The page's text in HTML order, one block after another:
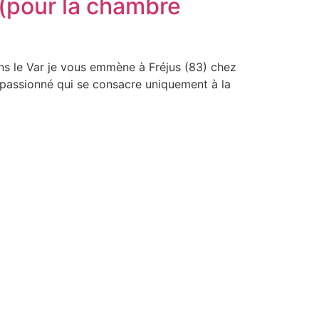
la chambre
le Var je vous emmène à Fréjus (83) chez
qui se consacre uniquement à la